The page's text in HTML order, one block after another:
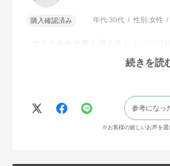
購入確認済み 年代:30代 性別:女性
度塗りで口紅をつけている様に見え
続きを読
参考になっ
※お客様の嬉しいお声を選